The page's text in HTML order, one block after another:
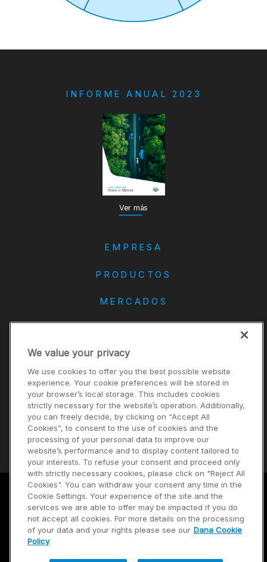
INFORME ANUAL 2023
Ver más
EMPRESA
PRODUCTOS
MERCADOS
CONTACTO
Carreras
Inversores
Noticias
Proveedores
Términos de uso
Política de privacidad
We value your privacy
We use cookies to offer you the best possible website
experience. Your cookie preferences will be stored in
your browser’s local storage. This includes cookies
strictly necessary for the website’s operation. Additionally,
you can freely decide, by clicking on “Accept All
Cookies”, to consent to the use of cookies and the
processing of your personal data to improve our
website’s performance and to display content tailored to
your interests. To refuse your consent and proceed only
with strictly necessary cookies, please click on "Reject All
Cookies". You can withdraw your consent any time in the
Cookie Settings. Your experience of the site and the
services we are able to offer may be impacted if you do
not accept all cookies. For more details on the processing
of your data and your rights please see our Dana Cookie
Policy